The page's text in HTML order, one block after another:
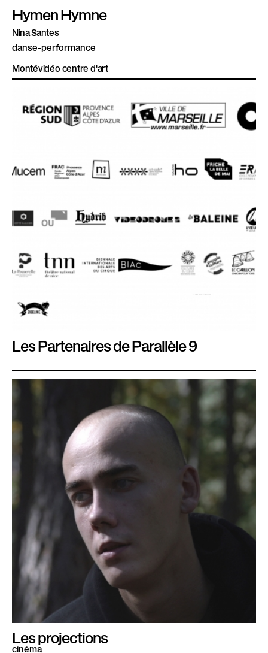
Hymen Hymne
Nina Santes
danse-performance
Montévidéo centre d'art
Les Partenaires de Parallèle 9
Les projections
cinéma